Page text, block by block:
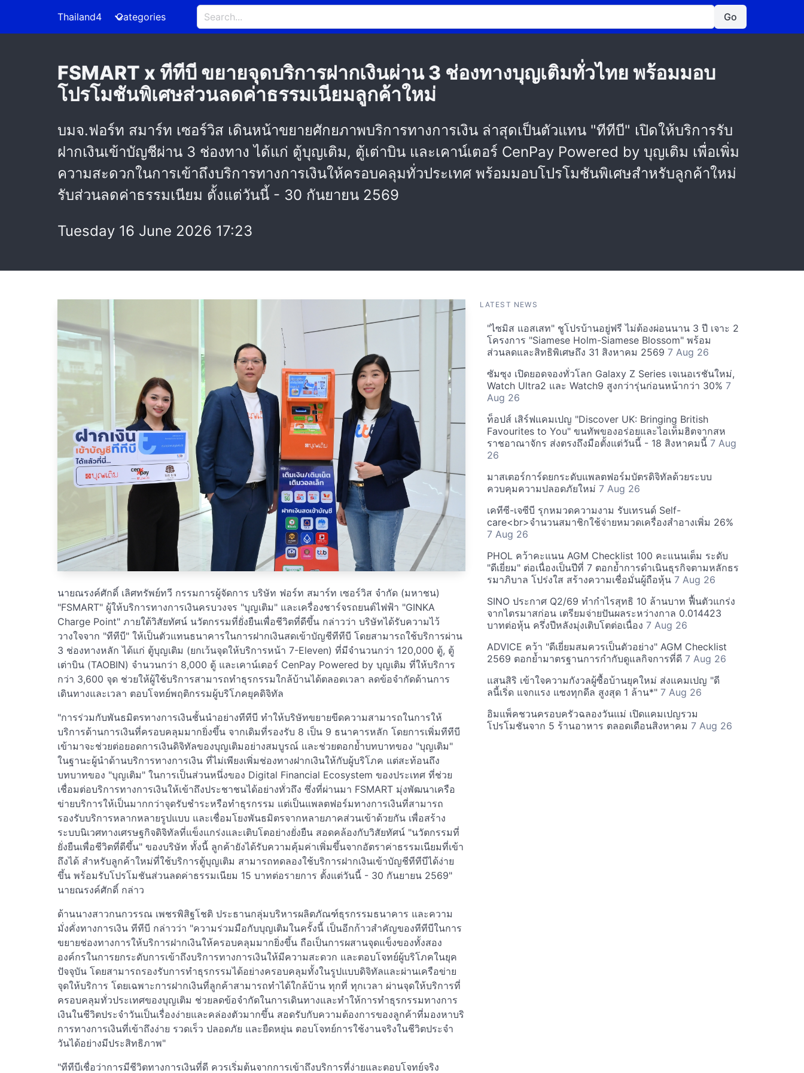
Thailand4 Categories Go
FSMART x ทีทีบี ขยายจุดบริการฝากเงินผ่าน 3 ช่องทางบุญเติมทั่วไทย พร้อมมอบ
โปรโมชันพิเศษส่วนลดค่าธรรมเนียมลูกค้าใหม่
บมจ.ฟอร์ท สมาร์ท เซอร์วิส เดินหน้าขยายศักยภาพบริการทางการเงิน ล่าสุดเป็นตัวแทน "ทีทีบี" เปิดให้บริการรับ
ฝากเงินเข้าบัญชีผ่าน 3 ช่องทาง ได้แก่ ตู้บุญเติม, ตู้เต่าบิน และเคาน์เตอร์ CenPay Powered by บุญเติม เพื่อเพิ่ม
ความสะดวกในการเข้าถึงบริการทางการเงินให้ครอบคลุมทั่วประเทศ พร้อมมอบโปรโมชันพิเศษสำหรับลูกค้าใหม่
รับส่วนลดค่าธรรมเนียม ตั้งแต่วันนี้ - 30 กันยายน 2569
Tuesday 16 June 2026 17:23
นายณรงค์ศักดิ์ เลิศทรัพย์ทวี กรรมการผู้จัดการ บริษัท ฟอร์ท สมาร์ท เซอร์วิส จำกัด (มหาชน)
"FSMART" ผู้ให้บริการทางการเงินครบวงจร "บุญเติม" และเครื่องชาร์จรถยนต์ไฟฟ้า "GINKA
Charge Point" ภายใต้วิสัยทัศน์ นวัตกรรมที่ยั่งยืนเพื่อชีวิตที่ดีขึ้น กล่าวว่า บริษัทได้รับความไว้
วางใจจาก "ทีทีบี" ให้เป็นตัวแทนธนาคารในการฝากเงินสดเข้าบัญชีทีทีบี โดยสามารถใช้บริการผ่าน
3 ช่องทางหลัก ได้แก่ ตู้บุญเติม (ยกเว้นจุดให้บริการหน้า 7-Eleven) ที่มีจำนวนกว่า 120,000 ตู้, ตู้
เต่าบิน (TAOBIN) จำนวนกว่า 8,000 ตู้ และเคาน์เตอร์ CenPay Powered by บุญเติม ที่ให้บริการ
กว่า 3,600 จุด ช่วยให้ผู้ใช้บริการสามารถทำธุรกรรมใกล้บ้านได้ตลอดเวลา ลดข้อจำกัดด้านการ
เดินทางและเวลา ตอบโจทย์พฤติกรรมผู้บริโภคยุคดิจิทัล
"การร่วมกับพันธมิตรทางการเงินชั้นนำอย่างทีทีบี ทำให้บริษัทขยายขีดความสามารถในการให้
บริการด้านการเงินที่ครอบคลุมมากยิ่งขึ้น จากเดิมที่รองรับ 8 เป็น 9 ธนาคารหลัก โดยการเพิ่มทีทีบี
เข้ามาจะช่วยต่อยอดการเงินดิจิทัลของบุญเติมอย่างสมบูรณ์ และช่วยตอกย้ำบทบาทของ "บุญเติม"
ในฐานะผู้นำด้านบริการทางการเงิน ที่ไม่เพียงเพิ่มช่องทางฝากเงินให้กับผู้บริโภค แต่สะท้อนถึง
บทบาทของ "บุญเติม" ในการเป็นส่วนหนึ่งของ Digital Financial Ecosystem ของประเทศ ที่ช่วย
เชื่อมต่อบริการทางการเงินให้เข้าถึงประชาชนได้อย่างทั่วถึง ซึ่งที่ผ่านมา FSMART มุ่งพัฒนาเครือ
ข่ายบริการให้เป็นมากกว่าจุดรับชำระหรือทำธุรกรรม แต่เป็นแพลตฟอร์มทางการเงินที่สามารถ
รองรับบริการหลากหลายรูปแบบ และเชื่อมโยงพันธมิตรจากหลายภาคส่วนเข้าด้วยกัน เพื่อสร้าง
ระบบนิเวศทางเศรษฐกิจดิจิทัลที่แข็งแกร่งและเติบโตอย่างยั่งยืน สอดคล้องกับวิสัยทัศน์ "นวัตกรรมที่
ยั่งยืนเพื่อชีวิตที่ดีขึ้น" ของบริษัท ทั้งนี้ ลูกค้ายังได้รับความคุ้มค่าเพิ่มขึ้นจากอัตราค่าธรรมเนียมที่เข้า
ถึงได้ สำหรับลูกค้าใหม่ที่ใช้บริการตู้บุญเติม สามารถทดลองใช้บริการฝากเงินเข้าบัญชีทีทีบีได้ง่าย
ขึ้น พร้อมรับโปรโมชันส่วนลดค่าธรรมเนียม 15 บาทต่อรายการ ตั้งแต่วันนี้ - 30 กันยายน 2569"
นายณรงค์ศักดิ์ กล่าว
ด้านนางสาวกนกวรรณ เพชรพิสิฐโชติ ประธานกลุ่มบริหารผลิตภัณฑ์ธุรกรรมธนาคาร และความ
มั่งคั่งทางการเงิน ทีทีบี กล่าวว่า "ความร่วมมือกับบุญเติมในครั้งนี้ เป็นอีกก้าวสำคัญของทีทีบีในการ
ขยายช่องทางการให้บริการฝากเงินให้ครอบคลุมมากยิ่งขึ้น ถือเป็นการผสานจุดแข็งของทั้งสอง
องค์กรในการยกระดับการเข้าถึงบริการทางการเงินให้มีความสะดวก และตอบโจทย์ผู้บริโภคในยุค
ปัจจุบัน โดยสามารถรองรับการทำธุรกรรมได้อย่างครอบคลุมทั้งในรูปแบบดิจิทัลและผ่านเครือข่าย
จุดให้บริการ โดยเฉพาะการฝากเงินที่ลูกค้าสามารถทำได้ใกล้บ้าน ทุกที่ ทุกเวลา ผ่านจุดให้บริการที่
ครอบคลุมทั่วประเทศของบุญเติม ช่วยลดข้อจำกัดในการเดินทางและทำให้การทำธุรกรรมทางการ
เงินในชีวิตประจำวันเป็นเรื่องง่ายและคล่องตัวมากขึ้น สอดรับกับความต้องการของลูกค้าที่มองหาบริ
การทางการเงินที่เข้าถึงง่าย รวดเร็ว ปลอดภัย และยืดหยุ่น ตอบโจทย์การใช้งานจริงในชีวิตประจำ
วันได้อย่างมีประสิทธิภาพ"
"ทีทีบีเชื่อว่าการมีชีวิตทางการเงินที่ดี ควรเริ่มต้นจากการเข้าถึงบริการที่ง่ายและตอบโจทย์จริง
LATEST NEWS
"ไซมิส แอสเสท" ชูโปรบ้านอยู่ฟรี ไม่ต้องผ่อนนาน 3 ปี เจาะ 2
โครงการ "Siamese Holm-Siamese Blossom" พร้อม
ส่วนลดและสิทธิพิเศษถึง 31 สิงหาคม 2569 7 Aug 26
ซัมซุง เปิดยอดจองทั่วโลก Galaxy Z Series เจเนอเรชันใหม่,
Watch Ultra2 และ Watch9 สูงกว่ารุ่นก่อนหน้ากว่า 30% 7
Aug 26
ท็อปส์ เสิร์ฟแคมเปญ "Discover UK: Bringing British
Favourites to You" ขนทัพของอร่อยและไอเท็มฮิตจากสห
ราชอาณาจักร ส่งตรงถึงมือตั้งแต่วันนี้ - 18 สิงหาคมนี้ 7 Aug
26
มาสเตอร์การ์ดยกระดับแพลตฟอร์มบัตรดิจิทัลด้วยระบบ
ควบคุมความปลอดภัยใหม่ 7 Aug 26
เคทีซี-เจซีบี รุกหมวดความงาม รับเทรนด์ Self-
care<br>จำนวนสมาชิกใช้จ่ายหมวดเครื่องสำอางเพิ่ม 26%
7 Aug 26
PHOL คว้าคะแนน AGM Checklist 100 คะแนนเต็ม ระดับ
"ดีเยี่ยม" ต่อเนื่องเป็นปีที่ 7 ตอกย้ำการดำเนินธุรกิจตามหลักธร
รมาภิบาล โปร่งใส สร้างความเชื่อมั่นผู้ถือหุ้น 7 Aug 26
SINO ประกาศ Q2/69 ทำกำไรสุทธิ 10 ล้านบาท ฟื้นตัวแกร่ง
จากไตรมาสก่อน เตรียมจ่ายปันผลระหว่างกาล 0.014423
บาทต่อหุ้น ครึ่งปีหลังมุ่งเติบโตต่อเนื่อง 7 Aug 26
ADVICE คว้า "ดีเยี่ยมสมควรเป็นตัวอย่าง" AGM Checklist
2569 ตอกย้ำมาตรฐานการกำกับดูแลกิจการที่ดี 7 Aug 26
แสนสิริ เข้าใจความกังวลผู้ซื้อบ้านยุคใหม่ ส่งแคมเปญ "ดี
ลนี้เริ่ด แจกแรง แซงทุกดีล สูงสุด 1 ล้าน*" 7 Aug 26
อิมแพ็คชวนครอบครัวฉลองวันแม่ เปิดแคมเปญรวม
โปรโมชันจาก 5 ร้านอาหาร ตลอดเดือนสิงหาคม 7 Aug 26